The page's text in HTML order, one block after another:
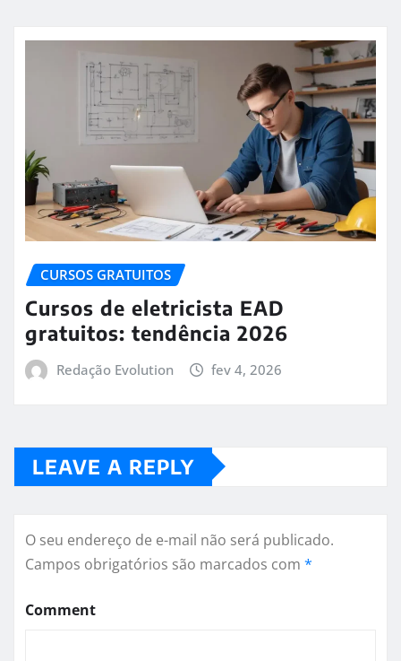
CURSOS GRATUITOS
Cursos de eletricista EAD
gratuitos: tendência 2026
Redação Evolution fev 4, 2026
LEAVE A REPLY
O seu endereço de e-mail não será publicado.
Campos obrigatórios são marcados com *
Comment